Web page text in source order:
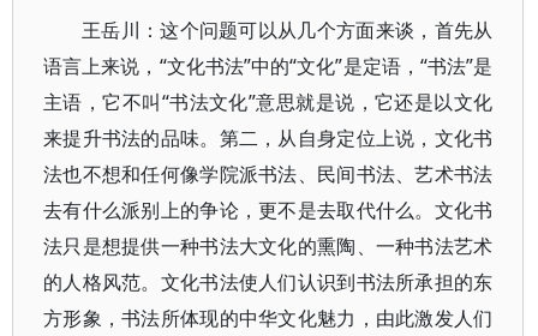
王岳川：这个问题可以从几个方面来谈，首先从
语言上来说，“文化书法”中的“文化”是定语，“书法”是
主语，它不叫“书法文化”意思就是说，它还是以文化
来提升书法的品味。第二，从自身定位上说，文化书
法也不想和任何像学院派书法、民间书法、艺术书法
去有什么派别上的争论，更不是去取代什么。文化书
法只是想提供一种书法大文化的熏陶、一种书法艺术
的人格风范。文化书法使人们认识到书法所承担的东
方形象，书法所体现的中华文化魅力，由此激发人们